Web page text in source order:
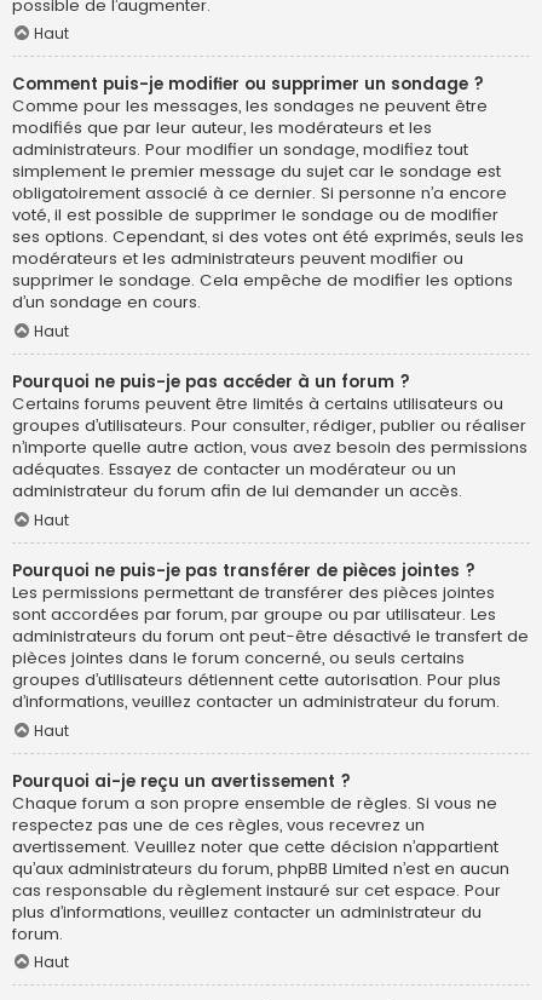
possible de l’augmenter.
Haut
Comment puis-je modifier ou supprimer un sondage ?
Comme pour les messages, les sondages ne peuvent être
modifiés que par leur auteur, les modérateurs et les
administrateurs. Pour modifier un sondage, modifiez tout
simplement le premier message du sujet car le sondage est
obligatoirement associé à ce dernier. Si personne n’a encore
voté, il est possible de supprimer le sondage ou de modifier
ses options. Cependant, si des votes ont été exprimés, seuls les
modérateurs et les administrateurs peuvent modifier ou
supprimer le sondage. Cela empêche de modifier les options
d’un sondage en cours.
Haut
Pourquoi ne puis-je pas accéder à un forum ?
Certains forums peuvent être limités à certains utilisateurs ou
groupes d’utilisateurs. Pour consulter, rédiger, publier ou réaliser
n’importe quelle autre action, vous avez besoin des permissions
adéquates. Essayez de contacter un modérateur ou un
administrateur du forum afin de lui demander un accès.
Haut
Pourquoi ne puis-je pas transférer de pièces jointes ?
Les permissions permettant de transférer des pièces jointes
sont accordées par forum, par groupe ou par utilisateur. Les
administrateurs du forum ont peut-être désactivé le transfert de
pièces jointes dans le forum concerné, ou seuls certains
groupes d’utilisateurs détiennent cette autorisation. Pour plus
d’informations, veuillez contacter un administrateur du forum.
Haut
Pourquoi ai-je reçu un avertissement ?
Chaque forum a son propre ensemble de règles. Si vous ne
respectez pas une de ces règles, vous recevrez un
avertissement. Veuillez noter que cette décision n’appartient
qu’aux administrateurs du forum, phpBB Limited n’est en aucun
cas responsable du règlement instauré sur cet espace. Pour
plus d’informations, veuillez contacter un administrateur du
forum.
Haut